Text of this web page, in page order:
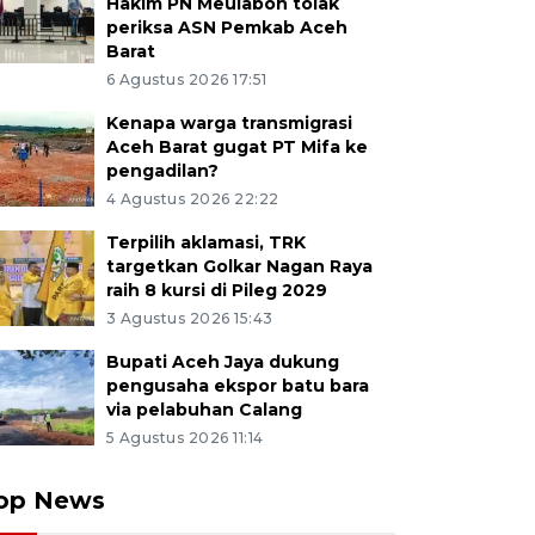
periksa ASN Pemkab Aceh
Barat
6 Agustus 2026 17:51
Kenapa warga transmigrasi
Aceh Barat gugat PT Mifa ke
pengadilan?
4 Agustus 2026 22:22
Terpilih aklamasi, TRK
targetkan Golkar Nagan Raya
raih 8 kursi di Pileg 2029
3 Agustus 2026 15:43
Bupati Aceh Jaya dukung
pengusaha ekspor batu bara
via pelabuhan Calang
5 Agustus 2026 11:14
News